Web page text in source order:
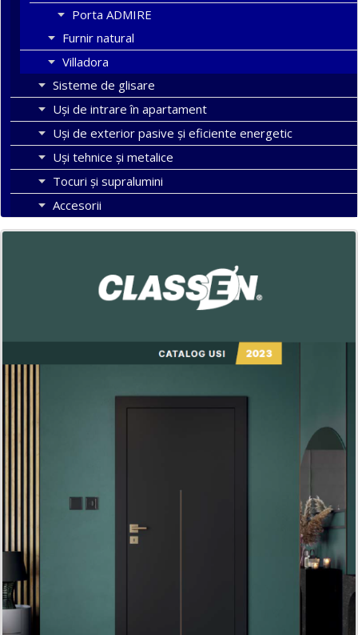
Porta ADMIRE
Furnir natural
Villadora
Sisteme de glisare
Uși de intrare în apartament
Uşi de exterior pasive şi eficiente energetic
Uși tehnice și metalice
Tocuri şi supralumini
Accesorii